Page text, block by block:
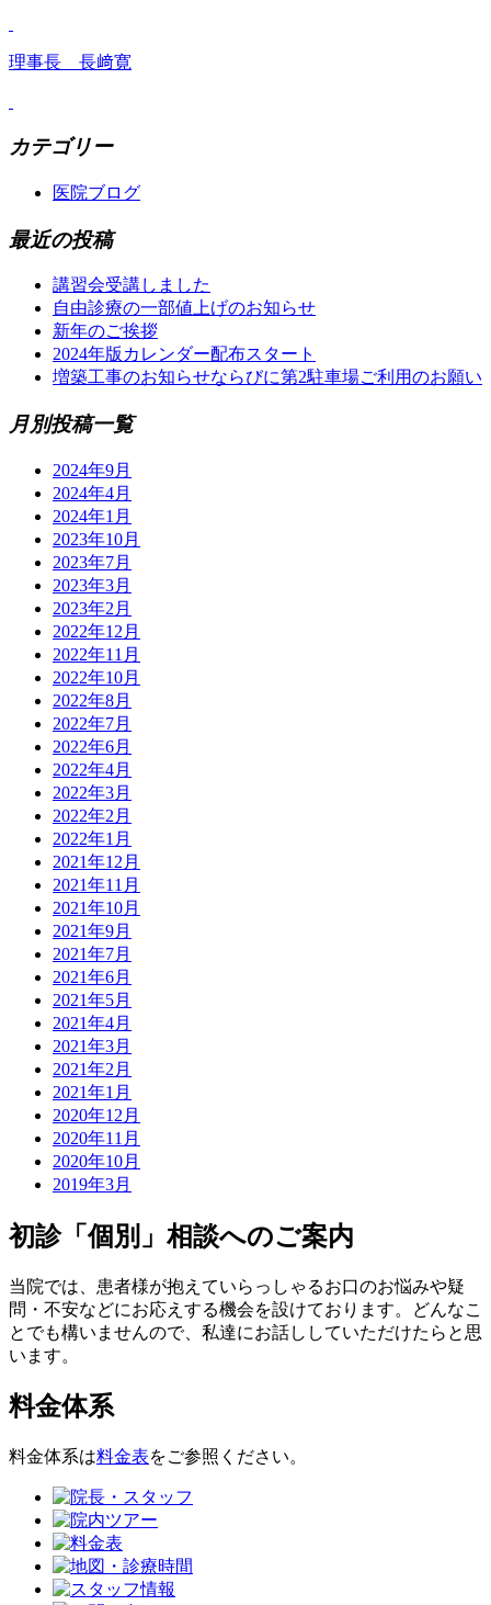
理事長 長﨑寛
カテゴリー
医院ブログ
最近の投稿
講習会受講しました
自由診療の一部値上げのお知らせ
新年のご挨拶
2024年版カレンダー配布スタート
増築工事のお知らせならびに第2駐車場ご利用のお願い
月別投稿一覧
2024年9月
2024年4月
2024年1月
2023年10月
2023年7月
2023年3月
2023年2月
2022年12月
2022年11月
2022年10月
2022年8月
2022年7月
2022年6月
2022年4月
2022年3月
2022年2月
2022年1月
2021年12月
2021年11月
2021年10月
2021年9月
2021年7月
2021年6月
2021年5月
2021年4月
2021年3月
2021年2月
2021年1月
2020年12月
2020年11月
2020年10月
2019年3月
初診「個別」相談へのご案内
当院では、患者様が抱えていらっしゃるお口のお悩みや疑
問・不安などにお応えする機会を設けております。どんなこ
とでも構いませんので、私達にお話ししていただけたらと思
います。
料金体系
料金体系は料金表をご参照ください。